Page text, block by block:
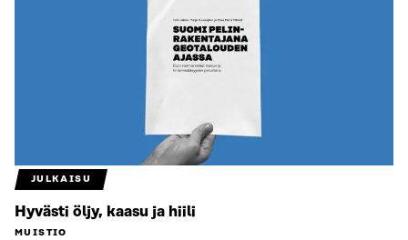
JULKAISU
Hyvästi öljy, kaasu ja hiili
MUISTIO